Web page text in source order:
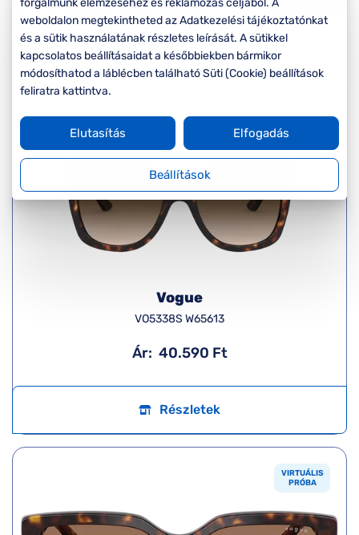
minden
szemüvegekre
Seen Belépőár
ajánlat
Rendezés
Vogue
VO5338S W65613
Ár: 40.590 Ft
Részletek
VIRTUÁLIS
PRÓBA
weboldalon megtekintheted az Adatkezelési tájékoztatónkat
és a sütik használatának részletes leírását. A sütikkel
kapcsolatos beállításaidat a későbbiekben bármikor
módosíthatod a láblécben található Süti (Cookie) beállítások
feliratra kattintva.
Beállítások
Elutasítás Elfogadás